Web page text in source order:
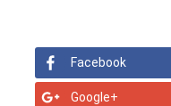
Facebook
Google+